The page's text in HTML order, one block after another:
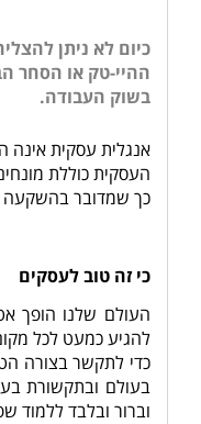
כיום לא ניתן
ההיי-טק או הסחר
בשוק העבודה.
אנגלית עסקית אינה
העסקית כוללת
כך שמדובר בהשקעה
כי זה טוב לעסקים
העולם שלנו הופך
להגיע כמעט לכל
כדי לתקשר בצורה
בעולם ובתקשורת
וברור ובלבד ללמוד